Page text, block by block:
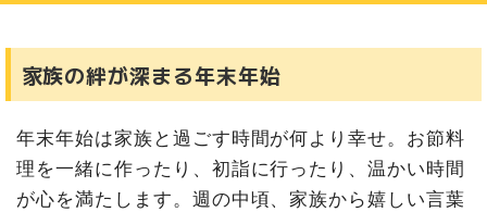
家族の絆が深まる年末年始
年末年始は家族と過ごす時間が何より幸せ。お節料
理を一緒に作ったり、初詣に行ったり、温かい時間
が心を満たします。週の中頃、家族から嬉しい言葉